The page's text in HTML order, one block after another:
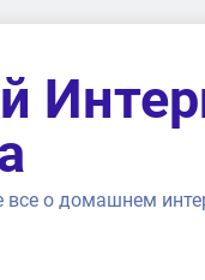
о домашнем